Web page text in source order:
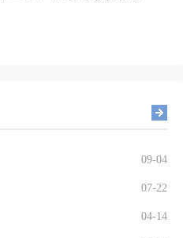
09-04
07-22
04-14